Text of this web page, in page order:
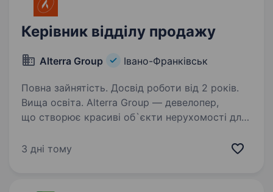
Керівник відділу продажу
Alterra Group Івано-Франківськ
Повна зайнятість. Досвід роботи від 2 років.
Вища освіта. Alterra Group — девелопер,
що створює красиві об`єкти нерухомості для
девелоперських проєктів ввела
3 дні тому